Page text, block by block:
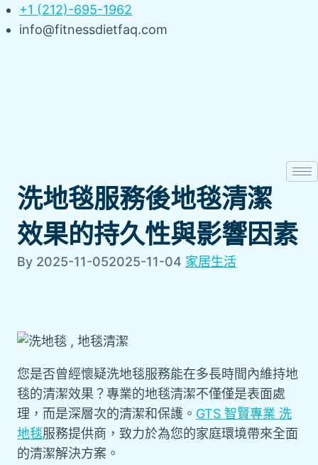
Skip
to
+1 (212)-695-1962
info@fitnessdietfaq.com
洗地毯服務後地毯清潔
效果的持久性與影響因素
By 2025-11-052025-11-04 家居生活
您是否曾經懷疑洗地毯服務能在多長時間內維持地
毯的清潔效果？專業的地毯清潔不僅僅是表面處
理，而是深層次的清潔和保護。 GTS 智賢專業 洗
地毯服務提供商，致力於為您的家庭環境帶來全面
的清潔解決方案。